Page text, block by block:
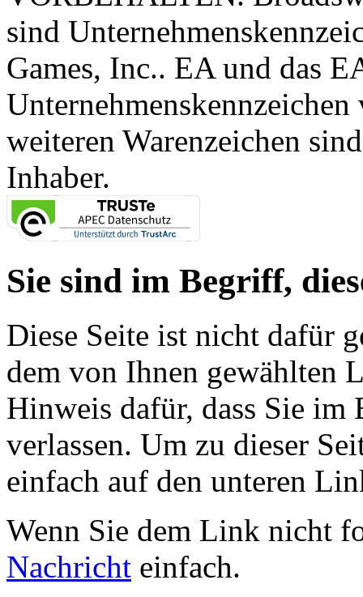
sind
Games, Inc.. EA und das
weiteren Warenzeichen
Inhaber.
Sie sind im Begriff,
Diese Seite ist nicht dafür
dem von Ihnen gewählten
Hinweis dafür, dass Sie im
verlassen. Um zu dieser
einfach auf den unteren
Wenn Sie dem Link nicht
Nachricht einfach.